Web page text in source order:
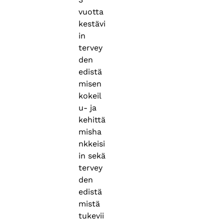
vuotta
kestävi
in
tervey
den
edistä
misen
kokeil
u- ja
kehittä
misha
nkkeisi
in sekä
tervey
den
edistä
mistä
tukevii